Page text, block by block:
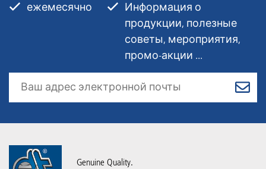
ежемесячно
Информация о
продукции, полезные
советы, мероприятия,
промо-акции ...
Genuine Quality.